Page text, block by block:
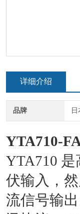
详细介绍
品牌
YTA710-
YTA710
伏输入，
流信号输